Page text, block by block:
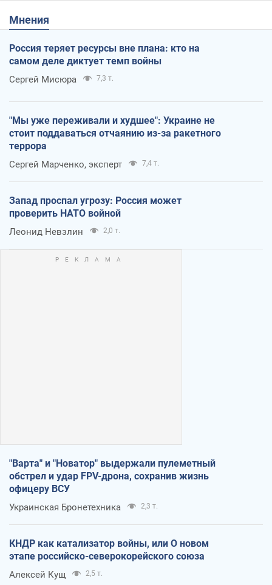
Мнения
Россия теряет ресурсы вне плана: кто на
самом деле диктует темп войны
Сергей Мисюра 7,3 т.
"Мы уже переживали и худшее": Украине не
стоит поддаваться отчаянию из-за ракетного
террора
Сергей Марченко, эксперт 7,4 т.
Запад проспал угрозу: Россия может
проверить НАТО войной
Леонид Невзлин 2,0 т.
"Варта" и "Новатор" выдержали пулеметный
обстрел и удар FPV-дрона, сохранив жизнь
офицеру ВСУ
Украинская Бронетехника 2,3 т.
КНДР как катализатор войны, или О новом
этапе российско-северокорейского союза
Алексей Кущ 2,5 т.